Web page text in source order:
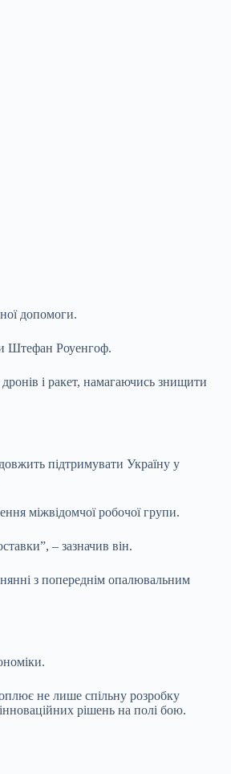
допомоги.
Штефан Роуенгоф.
і ракет, намагаючись знищити
підтримувати Україну у
міжвідомчої робочої групи.
– зазначив він.
з попереднім опалювальним
не лише спільну розробку
рішень на полі бою.